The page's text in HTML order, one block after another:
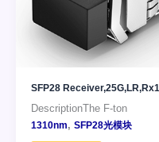
SFP28
DescriptionThe F-ton
1310nm, SFP28光模块